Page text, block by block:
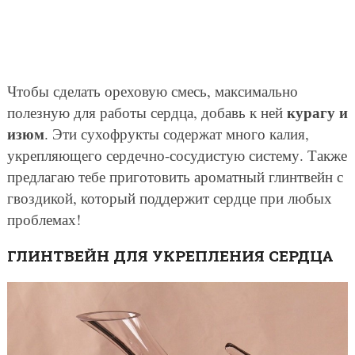
Чтобы сделать ореховую смесь, максимально
полезную для работы сердца, добавь к ней курагу и
изюм. Эти сухофрукты содержат много калия,
укрепляющего сердечно-сосудистую систему. Также
предлагаю тебе приготовить ароматный глинтвейн с
гвоздикой, который поддержит сердце при любых
проблемах!
ГЛИНТВЕЙН ДЛЯ УКРЕПЛЕНИЯ СЕРДЦА